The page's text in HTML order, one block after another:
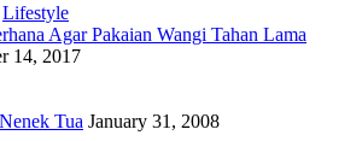
Lifestyle
Agar Pakaian Wangi Tahan Lama
14, 2017
Tua January 31, 2008